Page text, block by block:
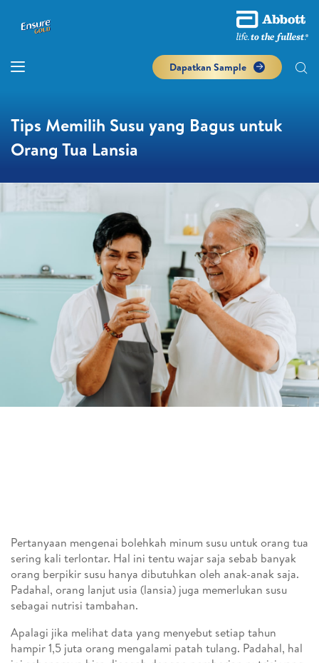
Dapatkan Sample
Tips Memilih Susu yang Bagus untuk
Orang Tua Lansia
Pertanyaan mengenai bolehkah minum susu untuk orang tua
sering kali terlontar. Hal ini tentu wajar saja sebab banyak
orang berpikir susu hanya dibutuhkan oleh anak-anak saja.
Padahal, orang lanjut usia (lansia) juga memerlukan susu
sebagai nutrisi tambahan.
Apalagi jika melihat data yang menyebut setiap tahun
hampir 1,5 juta orang mengalami patah tulang. Padahal, hal